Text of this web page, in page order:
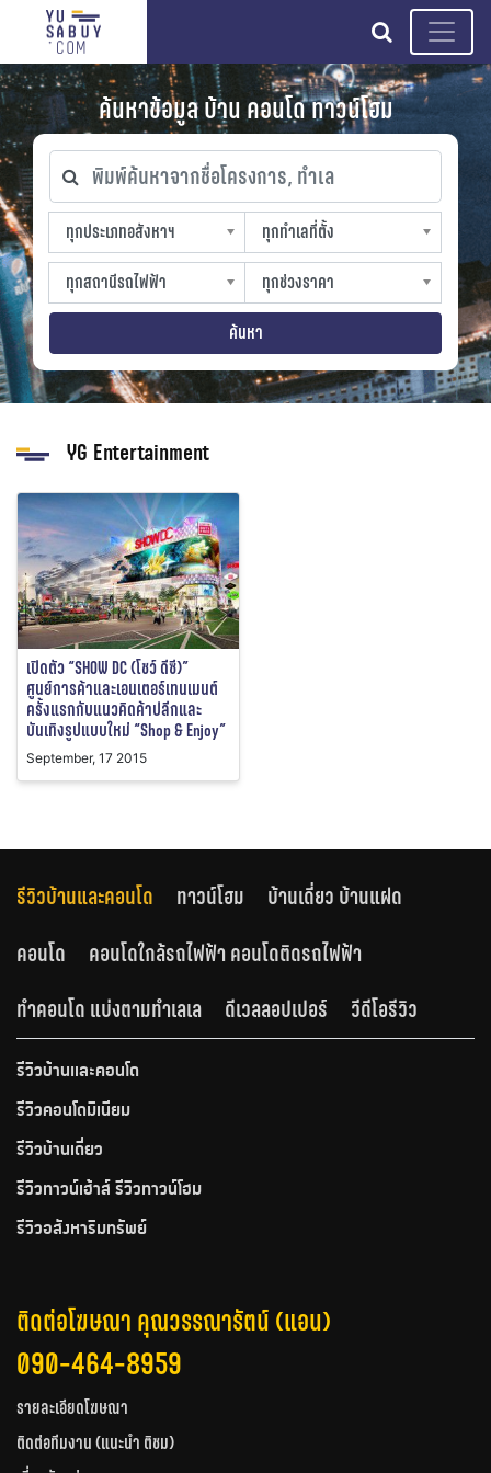
search
ค้นหาข้อมูล บ้าน คอนโด ทาวน์โฮม
พิมพ์ค้นหาจากชื่อโครงการ, ทำเล
ทุกประเภทอสังหาฯ
ทุกประเภทอสังหาฯ
sproperty
ทุกทำเลที่ตั้ง
ทุกทำเลที่ตั้ง
slocation
ทุกสถานีรถไฟฟ้า
ทุกสถานีรถไฟฟ้า
strain-station
ทุกช่วงราคา
ทุกช่วงราคา
sprice
ค้นหา
YG Entertainment
เปิดตัว “SHOW DC (โชว์ ดีซี)”
ศูนย์การค้าและเอนเตอร์เทนเมนต์
ครั้งแรกกับแนวคิดค้าปลีกและ
บันเทิงรูปแบบใหม่ “Shop & Enjoy”
September, 17 2015
รีวิวบ้านและคอนโด ทาวน์โฮม
บ้านเดี่ยว บ้านแฝด
คอนโด
คอนโดใกล้รถไฟฟ้า คอนโดติดรถไฟฟ้า
ทำคอนโด แบ่งตามทำเลเล
ดีเวลลอปเปอร์ วีดีโอรีวิว
รีวิวบ้านและคอนโด
รีวิวคอนโดมิเนียม
รีวิวบ้านเดี่ยว
รีวิวทาวน์เฮ้าส์ รีวิวทาวน์โฮม
รีวิวอสังหาริมทรัพย์
ติดต่อโฆษณา คุณวรรณารัตน์ (แอน)
090-464-8959
รายละเอียดโฆษณา
ติดต่อทีมงาน (แนะนำ ติชม)